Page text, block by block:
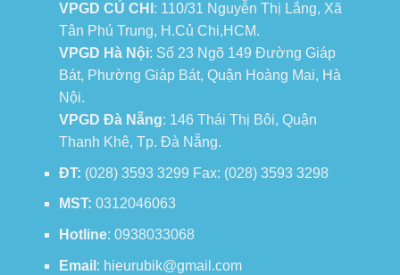
VPGD CỦ CHI : 110/31 Nguyễn Thị Lắng, Xã
Tân Phú Trung, H.Củ Chi,HCM.
VPGD Hà Nội: Số 23 Ngõ 149 Đường Giáp
Bát, Phường Giáp Bát, Quận Hoàng Mai, Hà
Nội.
VPGD Đà Nẵng: 146 Thái Thị Bôi, Quận
Thanh Khê, Tp. Đà Nẵng.
ĐT: (028) 3593 3299 Fax: (028) 3593 3298
MST: 0312046063
Hotline: 0938033068
Email : hieurubik@gmail.com